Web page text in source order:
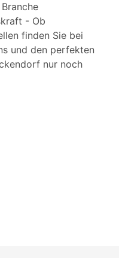
- Ob
finden Sie bei
und den perfekten
nur noch